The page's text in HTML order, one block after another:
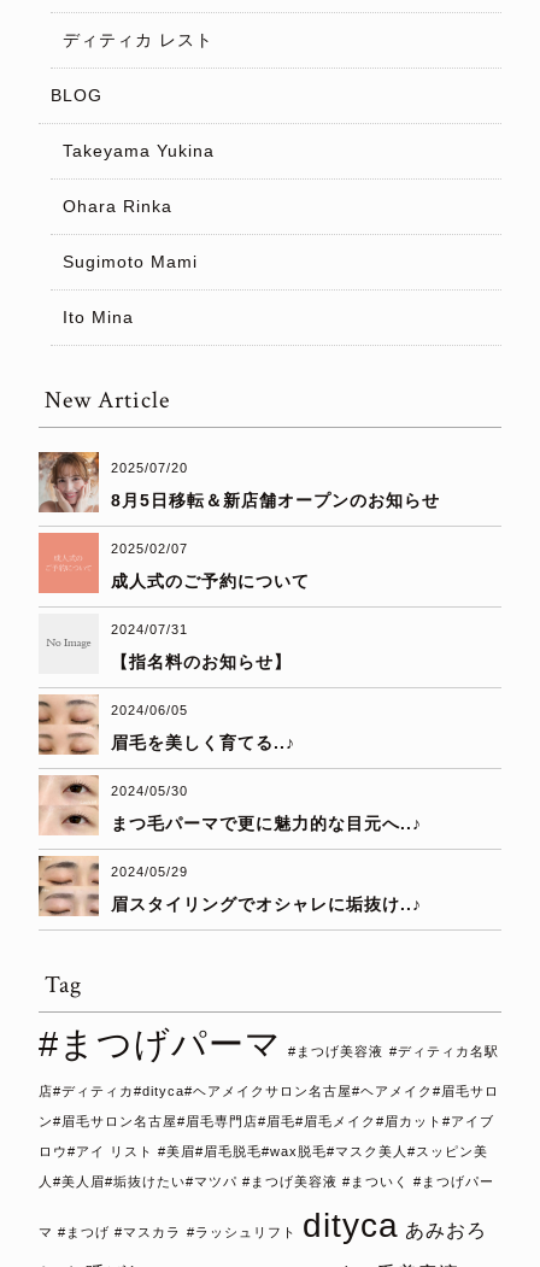
ディティカ レスト
BLOG
Takeyama Yukina
Ohara Rinka
Sugimoto Mami
Ito Mina
New Article
2025/07/20
8月5日移転＆新店舗オープンのお知らせ
2025/02/07
成人式のご予約について
2024/07/31
【指名料のお知らせ】
2024/06/05
眉毛を美しく育てる..♪
2024/05/30
まつ毛パーマで更に魅力的な目元へ..♪
2024/05/29
眉スタイリングでオシャレに垢抜け..♪
Tag
#まつげパーマ #まつげ美容液 #ディティカ名駅
店#ディティカ#dityca#ヘアメイクサロン名古屋#ヘアメイク#眉毛サロ
ン#眉毛サロン名古屋#眉毛専門店#眉毛#眉毛メイク#眉カット#アイブ
ロウ#アイ リスト #美眉#眉毛脱毛#wax脱毛#マスク美人#スッピン美
人#美人眉#垢抜けたい#マツパ #まつげ美容液 #まついく #まつげパー
マ #まつげ #マスカラ #ラッシュリフト dityca あみおろ